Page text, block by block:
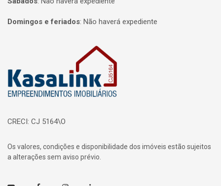
Domingos e feriados: Não haverá expediente
CRECI: CJ 5164\O
Os valores, condições e disponibilidade dos imóveis estão sujeitos
a alterações sem aviso prévio.